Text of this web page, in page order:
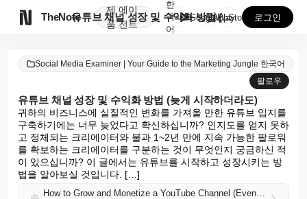
TheNote
제
품
에이
전트
유튜브 채널 성장 및 수익화 방법 (늦게 시작하더라도)
한
국
어
GooglePlay
AppStore 로그인
Social Media Examiner | Your Guide to the Marketing Jungle 한국어
팔로우
유튜브 채널 성장 및 수익화 방법 (늦게 시작하더라도)
귀하의 비즈니스에 실질적인 변화를 가져올 만한 유튜브 입지를
구축하기에는 너무 늦었다고 확신하십니까? 인지도를 얻지 못하
고 정체되는 크리에이터와 불과 1~2년 만에 지속 가능한 팔로워
를 확보하는 크리에이터를 구분하는 것이 무엇인지 궁금하신 적
이 있으십니까? 이 글에서는 유튜브를 시작하고 성장시키는 방
법을 알아보실 것입니다. […]
How to Grow and Monetize a YouTube Channel (Even If You’re Starting Late)